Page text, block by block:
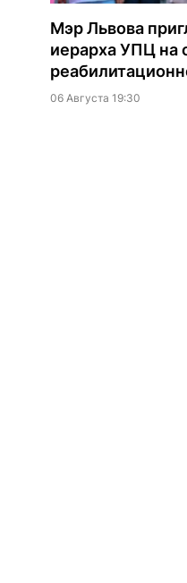
Мэр Львова
иерарха УПЦ на
06 Августа 19:30